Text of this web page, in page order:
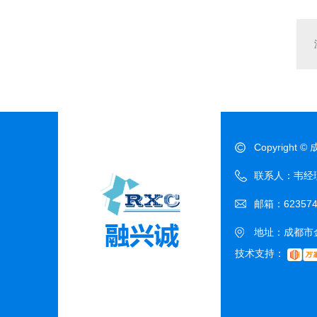
Copyright ©
联系人：韦
邮箱：
地址：成都市
技术支持：